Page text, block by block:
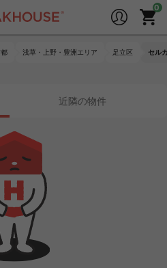
浅草・上野・豊洲エリア 足立区 セル
近隣の物件